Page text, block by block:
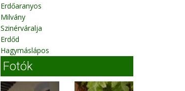
Erdőaranyos
Milvány
Szinérváralja
Erdőd
Hagymáslápos
Fotók